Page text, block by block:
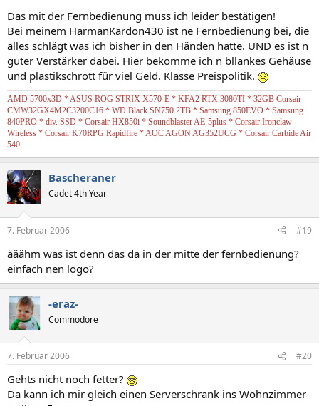
Das mit der Fernbedienung muss ich leider bestätigen!
Bei meinem HarmanKardon430 ist ne Fernbedienung bei, die
alles schlägt was ich bisher in den Händen hatte. UND es ist n
guter Verstärker dabei. Hier bekomme ich n bllankes Gehäuse
und plastikschrott für viel Geld. Klasse Preispolitik.
AMD 5700x3D * ASUS ROG STRIX X570-E * KFA2 RTX 3080TI * 32GB Corsair
CMW32GX4M2C3200C16 * WD Black SN750 2TB * Samsung 850EVO * Samsung
840PRO * div. SSD * Corsair HX850i * Soundblaster AE-5plus * Corsair Ironclaw
Wireless * Corsair K70RPG Rapidfire * AOC AGON AG352UCG * Corsair Carbide Air
540
Bascheraner
Cadet 4th Year
7. Februar 2006 #19
ääähm was ist denn das da in der mitte der fernbedienung?
einfach nen logo?
-eraz-
Commodore
7. Februar 2006 #20
Gehts nicht noch fetter?
Da kann ich mir gleich einen Serverschrank ins Wohnzimmer